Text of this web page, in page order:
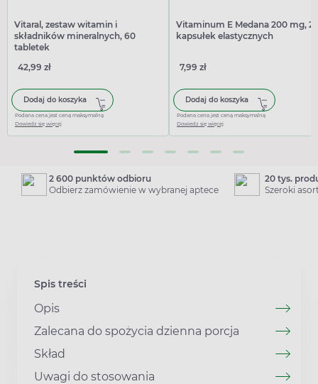
Vitaral, zestaw witamin i
składników mineralnych, 60
tabletek
42,99 zł
Dodaj do koszyka
Podana cena jest ceną maksymalną
Dowiedz się więcej
Vitaminum E Medana 200 mg,
kapsułek elastycznych
7,99 zł
Dodaj do koszyka
Podana cena jest ceną maksymalną
Dowiedz się więcej
2 600 punktów odbioru
Odbierz zamówienie w wybranej aptece
20 tys.
Szeroki
Spis treści
Opis
Zalecana do spożycia dzienna porcja
Skład
Uwagi do stosowania